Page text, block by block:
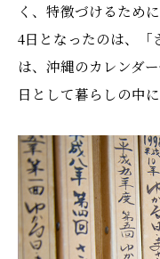
く、特徴づけるため
4日となったのは、「
は、沖縄のカレンダ
日として暮らしの中